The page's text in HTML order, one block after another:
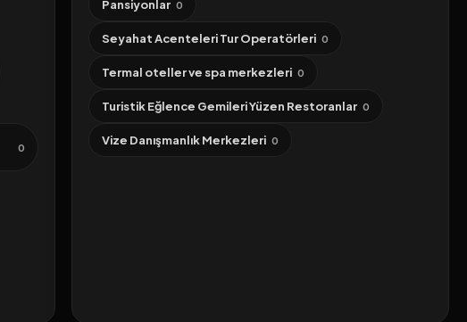
0
Pansiyonlar 0
Seyahat Acenteleri Tur Operatörleri 0
Termal oteller ve spa merkezleri 0
Turistik Eğlence Gemileri Yüzen Restoranlar 0
Vize Danışmanlık Merkezleri 0